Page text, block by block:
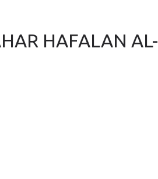
HAFALAN AL-